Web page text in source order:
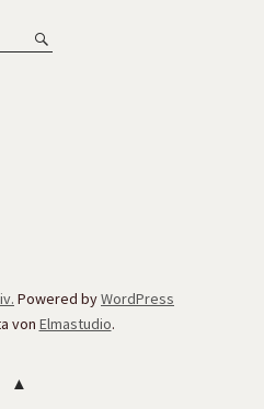
Powered byWordPress
von Elmastudio.